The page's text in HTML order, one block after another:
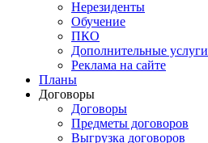
Нерезиденты
Обучение
ПКО
Дополнительные услуги
Реклама на сайте
Планы
Договоры
Договоры
Предметы договоров
Выгрузка договоров